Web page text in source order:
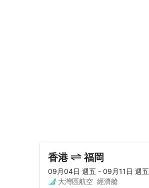
香港 福岡
09月04日 週五 - 09月11日 週五
大灣區航空 經濟艙